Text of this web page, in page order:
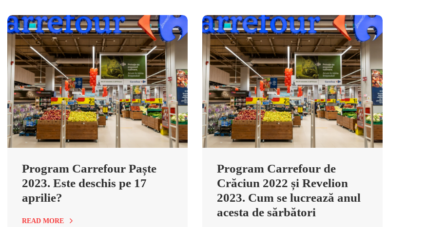
Program Carrefour Paște
2023. Este deschis pe 17
aprilie?
READ MORE
Program Carrefour de
Crăciun 2022 și Revelion
2023. Cum se lucrează anul
acesta de sărbători